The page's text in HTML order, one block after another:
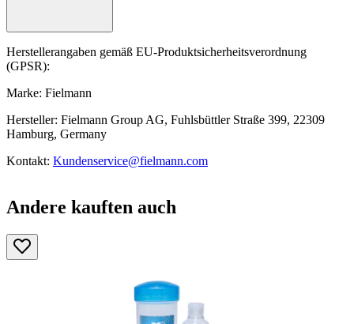
Herstellerangaben gemäß EU-Produktsicherheitsverordnung
(GPSR):
Marke: Fielmann
Hersteller: Fielmann Group AG, Fuhlsbüttler Straße 399, 22309
Hamburg, Germany
Kontakt: Kundenservice@fielmann.com
Andere kauften auch